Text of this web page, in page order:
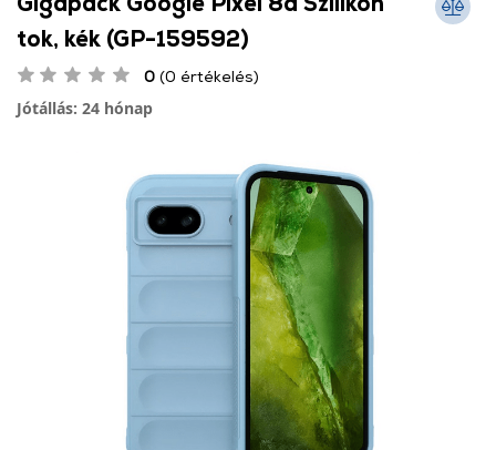
tok, kék (GP-159592)
0 (0 értékelés)
Jótállás: 24 hónap